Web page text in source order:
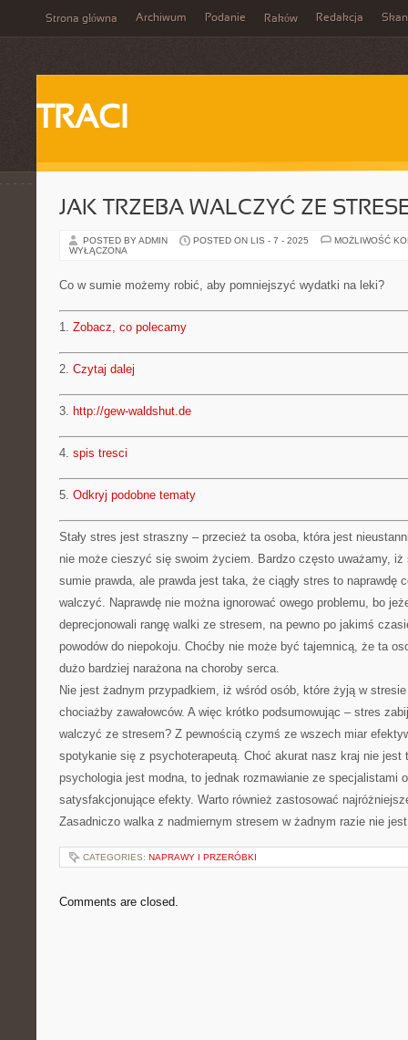
Strona główna Archiwum Podanie Raków Redakcja
TRACI
JAK TRZEBA WALCZYĆ ZE
POSTED BY ADMIN POSTED ON LIS - 7 - 2025
MOŻLIWOŚĆ
WYŁĄCZONA
Co w sumie możemy robić, aby pomniejszyć wydatki na leki?
1. Zobacz, co polecamy
2. Czytaj dalej
3. http://gew-waldshut.de
4. spis tresci
5. Odkryj podobne tematy
Stały stres jest straszny – przecież ta osoba, która jest
nie może cieszyć się swoim życiem. Bardzo często uważamy,
sumie prawda, ale prawda jest taka, że ciągły stres to naprawdę
walczyć. Naprawdę nie można ignorować owego problemu, bo
deprecjonowali rangę walki ze stresem, na pewno po jakimś
powodów do niepokoju. Choćby nie może być tajemnicą, że ta
dużo bardziej narażona na choroby serca.
Nie jest żadnym przypadkiem, iż wśród osób, które żyją w
chociażby zawałowców. A więc krótko podsumowując – stres
walczyć ze stresem? Z pewnością czymś ze wszech miar
spotykanie się z psychoterapeutą. Choć akurat nasz kraj nie
psychologia jest modna, to jednak rozmawianie ze specjalistami
satysfakcjonujące efekty. Warto również zastosować
Zasadniczo walka z nadmiernym stresem w żadnym razie nie
CATEGORIES: NAPRAWY I PRZERÓBKI
Comments are closed.